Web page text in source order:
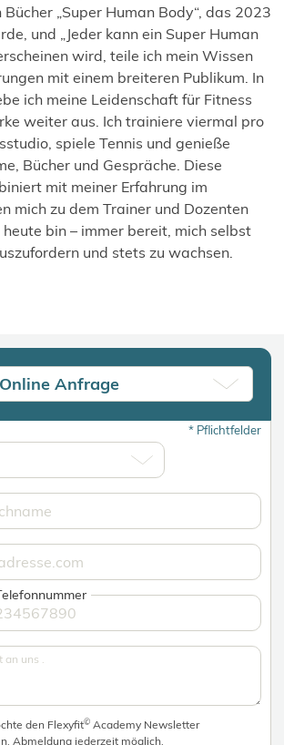
„Super Human Body“, das 2023
und „Jeder kann ein Super Human
wird, teile ich mein Wissen
mit einem breiteren Publikum. In
ich meine Leidenschaft für Fitness
weiter aus. Ich trainiere viermal pro
spiele Tennis und genieße
Bücher und Gespräche. Diese
mit meiner Erfahrung im
mich zu dem Trainer und Dozenten
bin – immer bereit, mich selbst
und stets zu wachsen.
Online Anfrage
*Pflichtfelder
den Flexyfit© Academy Newsletter
Abmeldung jederzeit möglich.